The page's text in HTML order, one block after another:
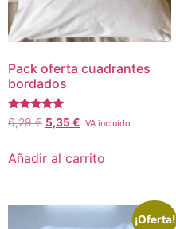
Pack oferta cuadrantes
bordados
Valorado
con
6,29€ 5,35€ IVA incluído
Añadir al carrito
¡Oferta!